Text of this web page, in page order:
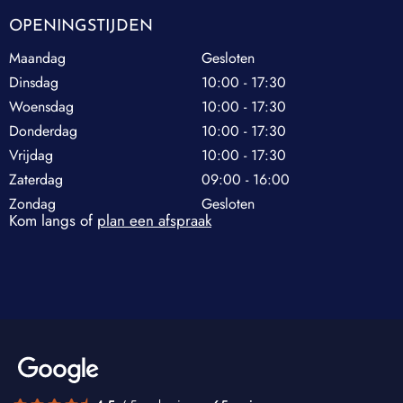
OPENINGSTIJDEN
Maandag
Gesloten
Dinsdag
10:00 - 17:30
Woensdag
10:00 - 17:30
Donderdag
10:00 - 17:30
Vrijdag
10:00 - 17:30
Zaterdag
09:00 - 16:00
Zondag
Gesloten
Kom langs of plan een afspraak